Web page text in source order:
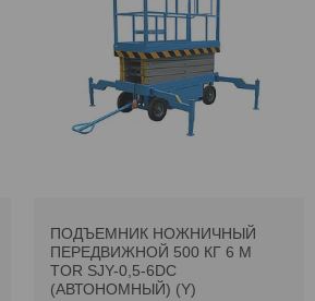
ПОДЪЕМНИК НОЖНИЧНЫЙ
ПЕРЕДВИЖНОЙ 500 КГ 6 М
TOR SJY-0,5-6DC
(АВТОНОМНЫЙ) (Y)